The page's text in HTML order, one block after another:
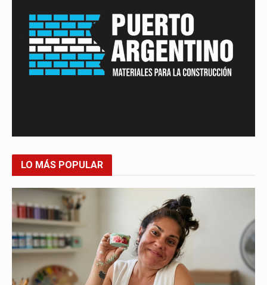
LO MÁS POPULAR